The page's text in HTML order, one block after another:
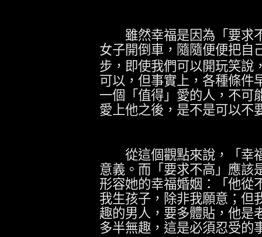
雖然幸福是因為「要求
女子開倒車，隨隨便便把自
步，即使我們可以開玩笑說
可以，但事實上，各種條件
一個「值得」愛的人，不可
愛上他之後，是不是可以不
從這個觀點來說，「幸
意義。而「要求不高」應該
形容她的幸福婚姻：「他從
我生孩子，除非我願意；但
趣的男人，要多體貼，他是
多半無趣，這是必須忍受的